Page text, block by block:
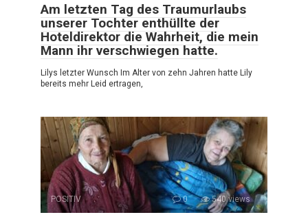
Am letzten Tag des Traumurlaubs
unserer Tochter enthüllte der
Hoteldirektor die Wahrheit, die mein
Mann ihr verschwiegen hatte.
Lilys letzter Wunsch Im Alter von zehn Jahren hatte Lily
bereits mehr Leid ertragen,
POSITIV 0 540 views